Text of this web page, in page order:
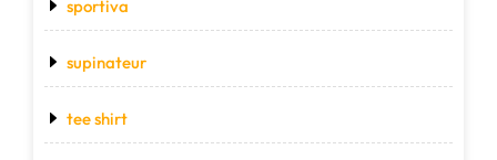
sportiva
supinateur
tee shirt